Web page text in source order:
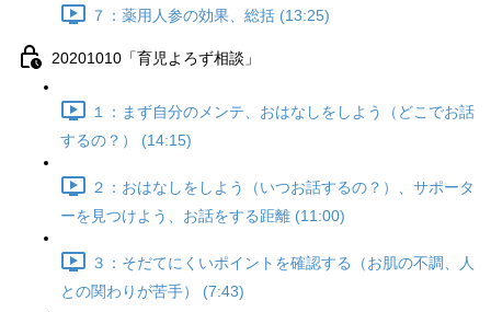
７：薬用人参の効果、総括 (13:25)
20201010「育児よろず相談」
１：まず自分のメンテ、おはなしをしよう（どこでお話
するの？） (14:15)
２：おはなしをしよう（いつお話するの？）、サポータ
ーを見つけよう、お話をする距離 (11:00)
３：そだてにくいポイントを確認する（お肌の不調、人
との関わりが苦手） (7:43)